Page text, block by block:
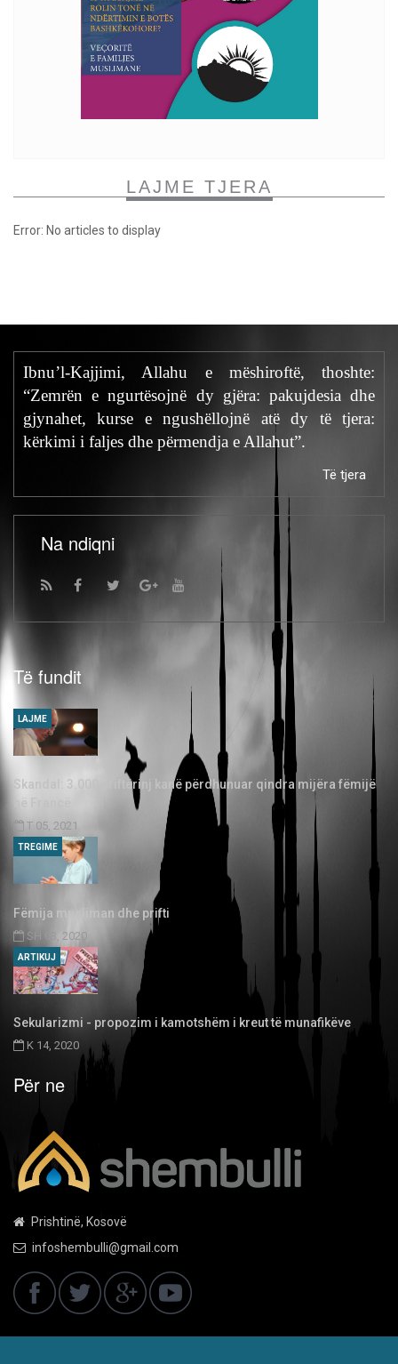
LAJME TJERA
Error: No articles to display
Ibnu’l-Kajjimi, Allahu e mëshiroftë, thoshte:
“Zemrën e ngurtësojnë dy gjëra: pakujdesia dhe
gjynahet, kurse e ngushëllojnë atë dy të tjera:
kërkimi i faljes dhe përmendja e Allahut”.
Të tjera
Na ndiqni
Të fundit
Skandal: 3.000 priftërinj kanë përdhunuar qindra mijëra fëmijë
T 05, 2021
LAJME
Fëmija musliman dhe prifti
SH 03, 2020
TREGIME
Sekularizmi - propozim i kamotshëm i kreut të munafikëve
K 14, 2020
ARTIKUJ
Për ne
Prishtinë, Kosovë
infoshembulli@gmail.com